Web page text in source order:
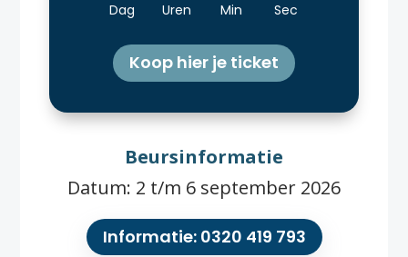
Dag Uren Min Sec
Koop hier je ticket
Beursinformatie
Datum: 2 t/m 6 september 2026
Informatie: 0320 419 793